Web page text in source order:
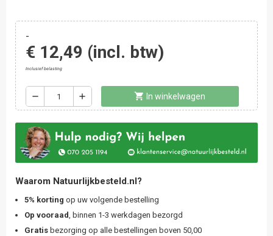
-
€ 12,49 (incl. btw)
Inclusief belasting
remove add shopping_cart In winkelwagen
Waarom Natuurlijkbesteld.nl?
5% korting op uw volgende bestelling
Op vooraad, binnen 1-3 werkdagen bezorgd
Gratis bezorging op alle bestellingen boven 50,00